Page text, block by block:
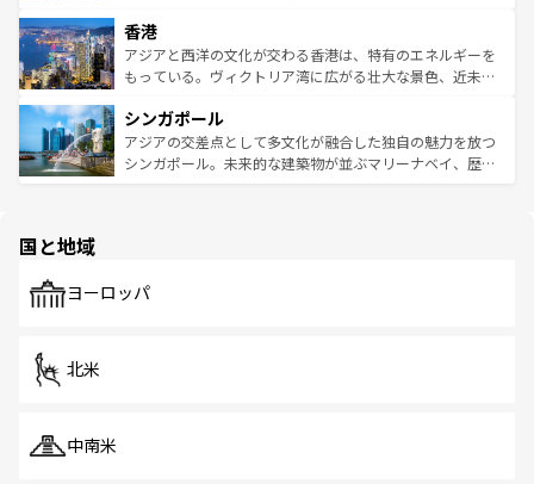
とつ。フォーやバインミー、ベトナムコーヒーなどは、ぜ
ひ現地で味わいたい。どの地域を訪れてもあたたかい人々
が旅行者を迎えてくれるので、きっと忘れられない旅にな
参照してほしい。
の活気が交差している。北部ではチェンマイなどの山岳地
帯で自然と触れ合い、南部ではプーケットやクラビの美し
いビーチでリゾート気分を楽しむことができる。タイ料理
激する。気候は一年中温暖で、どの季節にも異なる楽しみ
が待っている。親しみやすいタイの人々、仏教を中心とし
た文化、そして多様な観光資源が、訪れる旅人を魅了し続
香港
アジアと西洋の文化が交わる香港は、特有のエネルギーを
もっている。ヴィクトリア湾に広がる壮大な景色、近未来
み、どこを訪れても感動するはず。観光スポットが密集し
ており、効率よく見どころを回れるのも魅力。息をのむよ
うな絶景から文化的な体験まで、香港を存分に楽しみ尽く
シンガポール
アジアの交差点として多文化が融合した独自の魅力を放つ
シンガポール。未来的な建築物が並ぶマリーナベイ、歴史
で、ホーカーズは地元の風情を楽しめる外せないスポット
国と地域
ヨーロッパ
北米
中南米